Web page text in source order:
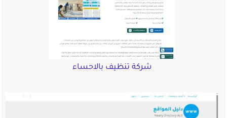
شركة تنظيف بالاحساء